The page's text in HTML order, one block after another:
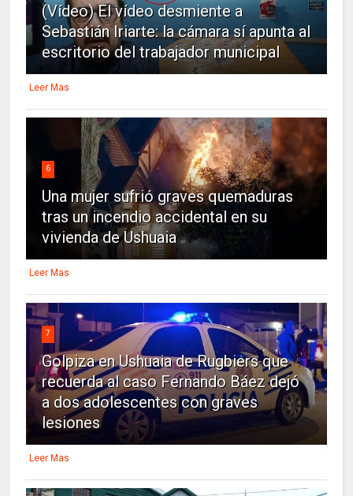
(Vídeo) El vídeo desmiente a
Sebastián Iriarte: la cámara sí apunta al
escritorio del trabajador municipal
Leer Mas
6
Una mujer sufrió graves quemaduras
tras un incendio accidental en su
vivienda de Ushuaia
Leer Mas
7
Golpiza en Ushuaia de Rugbiers que
recuerda al caso Fernando Báez dejó
a dos adolescentes con graves
lesiones
Leer Mas